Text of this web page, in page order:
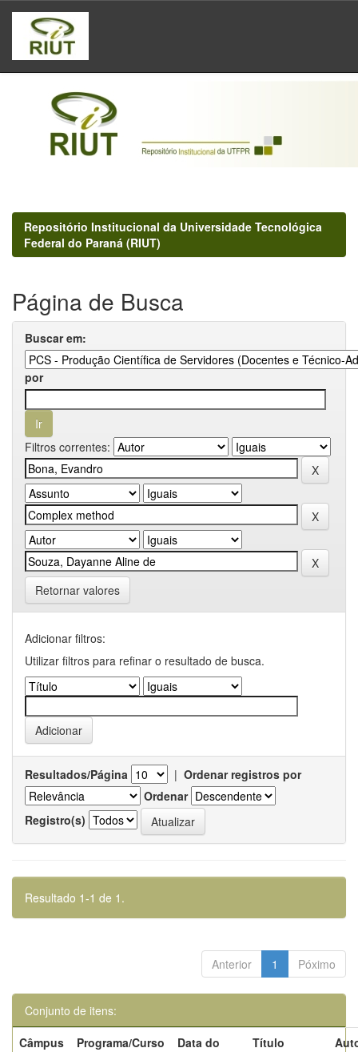
Skip
navigation
Repositório Institucional da Universidade Tecnológica
Federal do Paraná (RIUT)
Página de Busca
Buscar em:
por
Filtros correntes:
Retornar valores
Adicionar filtros:
Utilizar filtros para refinar o resultado de busca.
Resultados/Página | Ordenar registros por
Ordenar
Registro(s)
Resultado 1-1 de 1.
Anterior 1 Póximo
Conjunto de itens:
Câmpus
Programa/Curso
Data do
Título